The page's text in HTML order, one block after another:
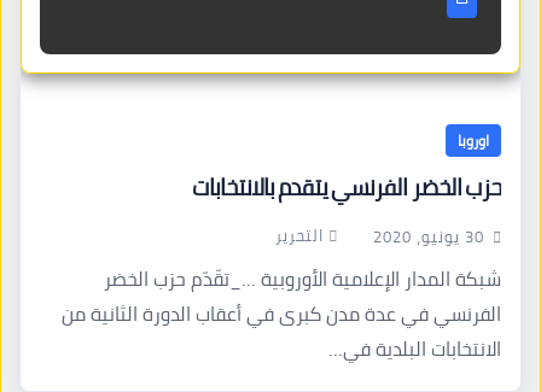
اوروبا
حزب الخضر الفرنسي يتقدم بالانتخابات
30 يونيو، 2020 التحرير
شبكة المدار الإعلامية الأوروبية …_تقّدّم حزب الخضر
الفرنسي في عدة مدن كبرى في أعقاب الدورة الثانية من
الانتخابات البلدية في…